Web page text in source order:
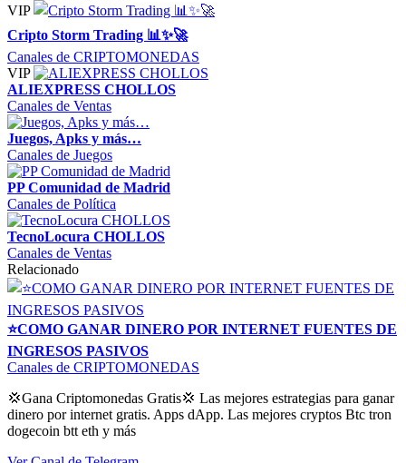
VIP
Cripto Storm Trading 📊✨🚀
Canales de CRIPTOMONEDAS
VIP
ALIEXPRESS CHOLLOS
Canales de Ventas
Juegos, Apks y más…
Canales de Juegos
PP Comunidad de Madrid
Canales de Política
TecnoLocura CHOLLOS
Canales de Ventas
Relacionado
⭐COMO GANAR DINERO POR INTERNET FUENTES DE
INGRESOS PASIVOS
Canales de CRIPTOMONEDAS
💢Gana Criptomonedas Gratis💢 Las mejores estrategias para ganar
dinero por internet gratis. Apps dApp. Las mejores cryptos Btc tron
dogecoin btt eth y más